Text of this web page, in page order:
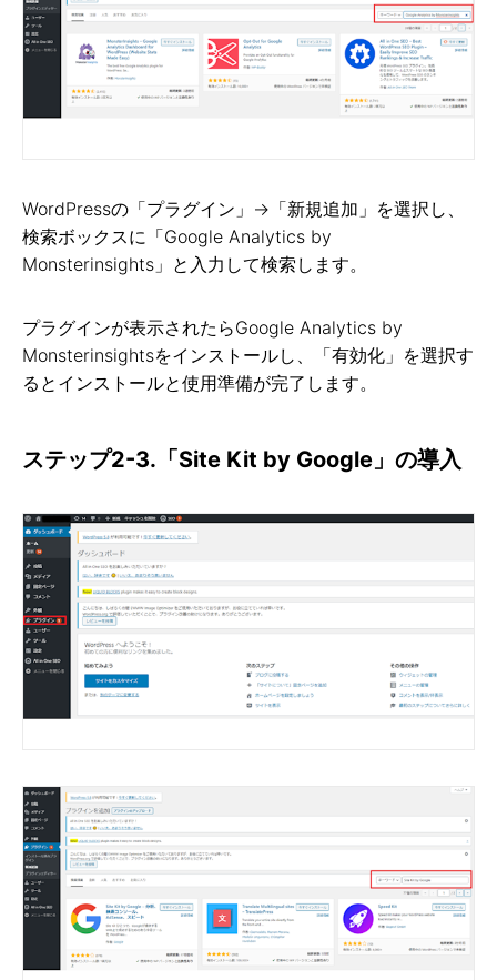
WordPressの「プラグイン」→「新規追加」を選択し、
検索ボックスに「Google Analytics by
Monsterinsights」と入力して検索します。
プラグインが表示されたらGoogle Analytics by
Monsterinsightsをインストールし、「有効化」を選択す
るとインストールと使用準備が完了します。
ステップ2-3.「Site Kit by Google」の導入